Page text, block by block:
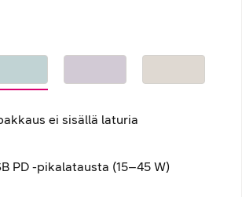
ei sisällä laturia
PD -pikalatausta (15–45 W)